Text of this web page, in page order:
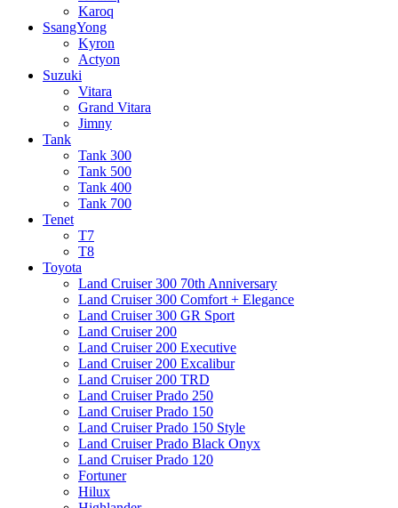
Karoq
SsangYong
Kyron
Actyon
Suzuki
Vitara
Grand Vitara
Jimny
Tank
Tank 300
Tank 500
Tank 400
Tank 700
Tenet
T7
T8
Toyota
Land Cruiser 300 70th Anniversary
Land Cruiser 300 Comfort + Elegance
Land Cruiser 300 GR Sport
Land Cruiser 200
Land Cruiser 200 Executive
Land Cruiser 200 Excalibur
Land Cruiser 200 TRD
Land Cruiser Prado 250
Land Cruiser Prado 150
Land Cruiser Prado 150 Style
Land Cruiser Prado Black Onyx
Land Cruiser Prado 120
Fortuner
Hilux